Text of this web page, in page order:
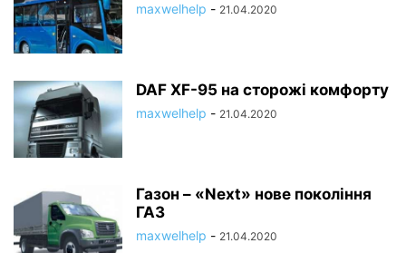
maxwelhelp - 21.04.2020
DAF XF-95 на сторожі комфорту
maxwelhelp - 21.04.2020
Газон – «Next» нове покоління
ГАЗ
maxwelhelp - 21.04.2020